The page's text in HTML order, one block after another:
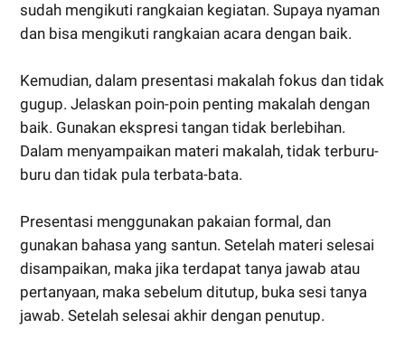
sudah mengikuti rangkaian kegiatan. Supaya nyaman
dan bisa mengikuti rangkaian acara dengan baik.
Kemudian, dalam presentasi makalah fokus dan tidak
gugup. Jelaskan poin-poin penting makalah dengan
baik. Gunakan ekspresi tangan tidak berlebihan.
Dalam menyampaikan materi makalah, tidak terburu-
buru dan tidak pula terbata-bata.
Presentasi menggunakan pakaian formal, dan
gunakan bahasa yang santun. Setelah materi selesai
disampaikan, maka jika terdapat tanya jawab atau
pertanyaan, maka sebelum ditutup, buka sesi tanya
jawab. Setelah selesai akhir dengan penutup.